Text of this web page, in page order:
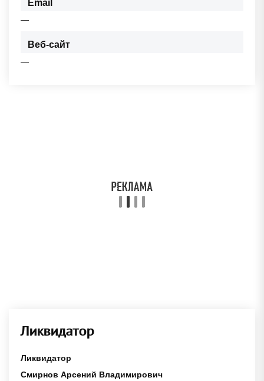
Email
—
Веб-сайт
—
Ликвидатор
Ликвидатор
Смирнов Арсений Владимирович